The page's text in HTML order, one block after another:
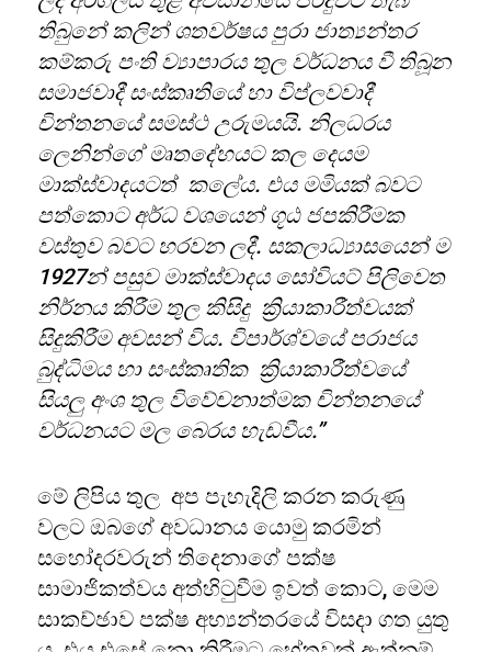
තිබුනේ කලින් ශතවර්ෂය පුරා ජාත්‍යන්තර
කම්කරු පංති ව්‍යාපාරය තුල වර්ධනය වී තිබූන
සමාජවාදී සංස්කෘතියේ හා විප්ලවවාදී
චින්තනයේ සමස්ථ උරුමයයි. නිලධරය
ලෙනින්ගේ මෘතදේහයට කල දෙයම
මාක්ස්වාදයටත් කලේය. එය මමියක් බවට
පත්කොට අර්ධ වශයෙන් ගූඨ ජපකිරීමක
වස්තුව බවට හරවන ලදී. සකලාධ්‍යාසයෙන් ම
1927න් පසුව මාක්ස්වාදය සෝවියට් පිලිවෙත
නිර්නය කිරීම තුල කිසිදු ක්‍රියාකාරීත්වයක්
සිදුකිරීම අවසන් විය. විපාර්ශ්වයේ පරාජය
බුද්ධිමය හා සංස්කෘතික ක්‍රියාකාරීත්වයේ
සියලු අංශ තුල විවේචනාත්මක චින්තනයේ
වර්ධනයට මල බෙරය හැඩවීය.”
මේ ලිපිය තුල අප පැහැදිලි කරන කරුණු
වලට ඔබගේ අවධානය යොමු කරමින්
සහෝදරවරුන් තිදෙනාගේ පක්ෂ
සාමාජිකත්වය අත්හිටුවීම ඉවත් කොට, මෙම
සාකච්ඡාව පක්ෂ අභ්‍යන්තරයේ විසදා ගත යුතු